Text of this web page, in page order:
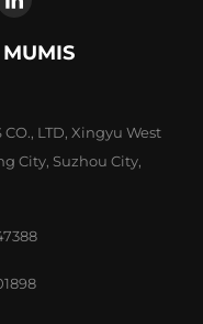
MUMIS
LTD, Xingyu West
City, Suzhou City,